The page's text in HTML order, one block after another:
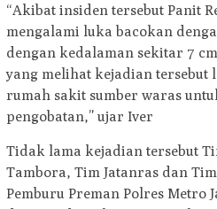
“Akibat insiden tersebut Panit
mengalami luka bacokan
dengan kedalaman sekitar 7
yang melihat kejadian tersebut
rumah sakit sumber waras
pengobatan,” ujar Iver
Tidak lama kejadian tersebut
Tambora, Tim Jatanras dan
Pemburu Preman Polres Metro